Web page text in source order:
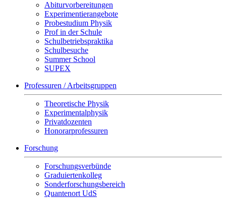
Abiturvorbereitungen
Experimentierangebote
Probestudium Physik
Prof in der Schule
Schulbetriebspraktika
Schulbesuche
Summer School
SUPEX
Professuren / Arbeitsgruppen
Theoretische Physik
Experimentalphysik
Privatdozenten
Honorarprofessuren
Forschung
Forschungsverbünde
Graduiertenkolleg
Sonderforschungsbereich
Quantenort UdS